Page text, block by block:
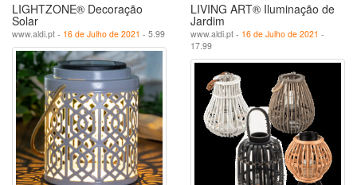
LIGHTZONE® Decoração
Solar
www.aldi.pt - 16 de Julho de 2021 - 5.99
LIVING ART® Iluminação de
Jardim
www.aldi.pt - 16 de Julho de 2021 -
17.99